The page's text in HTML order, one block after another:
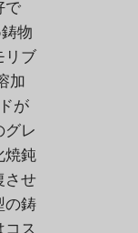
で
物
リブ
加
が
グレ
焼鈍
させ
の鋳
ス